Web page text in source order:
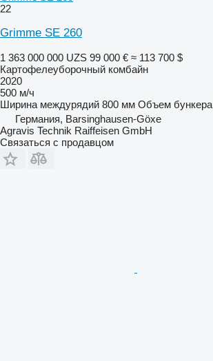
22
Grimme SE 260
1 363 000 000 UZS 99 000 € ≈ 113 700 $
Картофелеуборочный комбайн
2020
500 м/ч
Ширина междурядий 800 мм Объем бункера
Германия, Barsinghausen-Göxe
Agravis Technik Raiffeisen GmbH
Связаться с продавцом